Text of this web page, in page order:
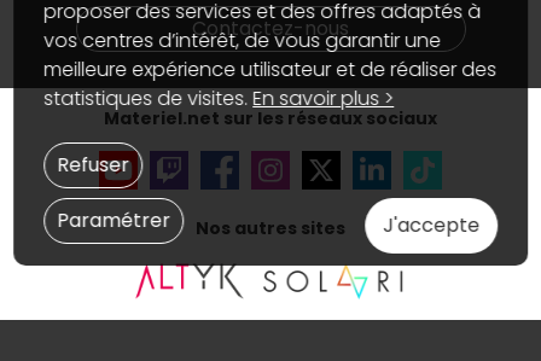
Gérer vos cookies
Accessibilité : non conformeContactez-nous
Materiel.net sur les réseaux sociaux
Nos autres sites
proposer des services et des offres adaptés à
vos centres d’intérêt, de vous garantir une
meilleure expérience utilisateur et de réaliser des
statistiques de visites.En savoir plus >
J'accepte
Paramétrer
Refuser